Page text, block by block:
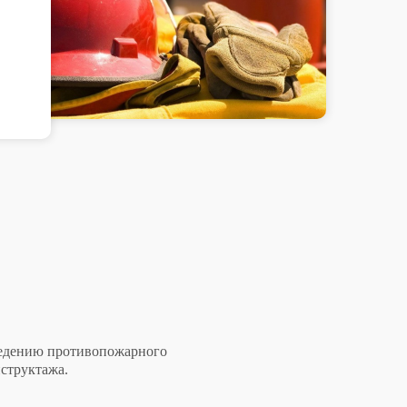
противопожарного